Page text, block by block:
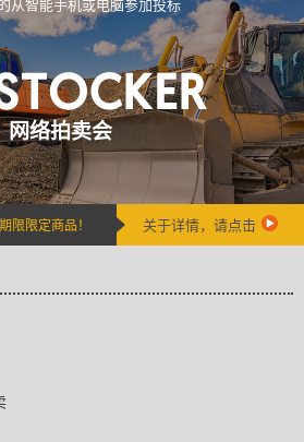
网络拍卖会
限限定商品！ 关于详情，请点击